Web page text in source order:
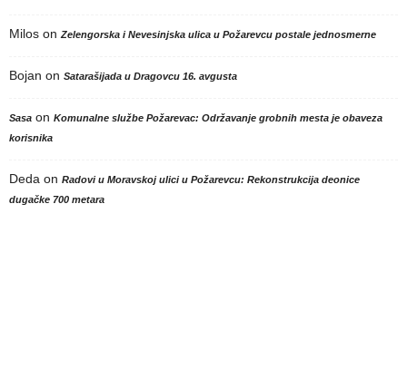
Milos on Zelengorska i Nevesinjska ulica u Požarevcu postale jednosmerne
Bojan on Satarašijada u Dragovcu 16. avgusta
Sasa on Komunalne službe Požarevac: Održavanje grobnih mesta je obaveza
korisnika
Deda on Radovi u Moravskoj ulici u Požarevcu: Rekonstrukcija deonice
dugačke 700 metara